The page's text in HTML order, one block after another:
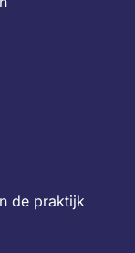
de praktijk